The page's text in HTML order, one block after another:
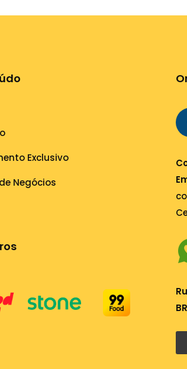
Exclusivo
Negócios
BR